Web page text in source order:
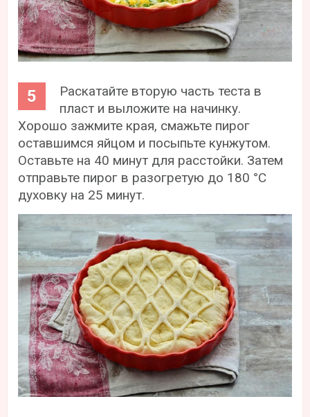
Раскатайте вторую часть теста в
пласт и выложите на начинку.
Хорошо зажмите края, смажьте пирог
оставшимся яйцом и посыпьте кунжутом.
Оставьте на 40 минут для расстойки. Затем
отправьте пирог в разогретую до 180 °С
духовку на 25 минут.